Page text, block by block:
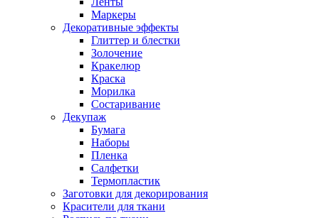
Маркеры
Декоративные эффекты
Глиттер и блестки
Золочение
Кракелюр
Краска
Морилка
Состаривание
Декупаж
Бумага
Наборы
Пленка
Салфетки
Термопластик
Заготовки для декорирования
Красители для ткани